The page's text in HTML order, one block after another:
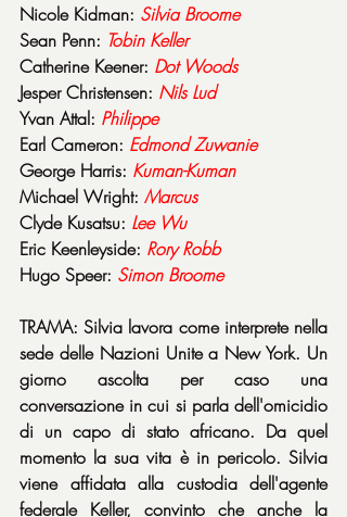
Nicole Kidman: Silvia Broome
Sean Penn: Tobin Keller
Catherine Keener: Dot Woods
Jesper Christensen: Nils Lud
Yvan Attal: Philippe
Earl Cameron: Edmond Zuwanie
George Harris: Kuman-Kuman
Michael Wright: Marcus
Clyde Kusatsu: Lee Wu
Eric Keenleyside: Rory Robb
Hugo Speer: Simon Broome
TRAMA: Silvia lavora come interprete nella
sede delle Nazioni Unite a New York. Un
giorno ascolta per caso una
conversazione in cui si parla dell'omicidio
di un capo di stato africano. Da quel
momento la sua vita è in pericolo. Silvia
viene affidata alla custodia dell'agente
federale Keller, convinto che anche la